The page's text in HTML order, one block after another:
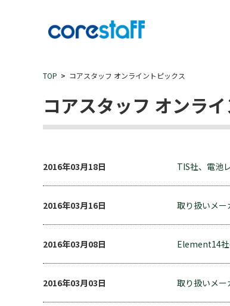
TOP コアスタッフ オンライントピックス
コアスタッフ オンラ
2016年03月18日 TIS社、電池
2016年03月16日 取り扱いメ
2016年03月08日 Element14社
2016年03月03日 取り扱いメー